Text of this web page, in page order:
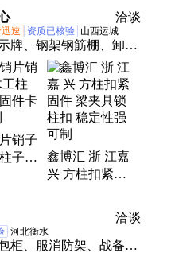
活
洽谈
速 资质已核验 山西运城
牌、钢架钢筋棚、卸料
装卸平台、施工围栏、
杆、防护施工棚、木工
工棚、钢结构雨棚、数
钢平台、建筑木工棚、
易钢筋棚、木工安全通
销子
子铝
鑫博汇 浙 江嘉
兴 方柱扣紧固
扣 稳定性强 可
制
洽谈
河北衡水
柜、服消防架、战备服